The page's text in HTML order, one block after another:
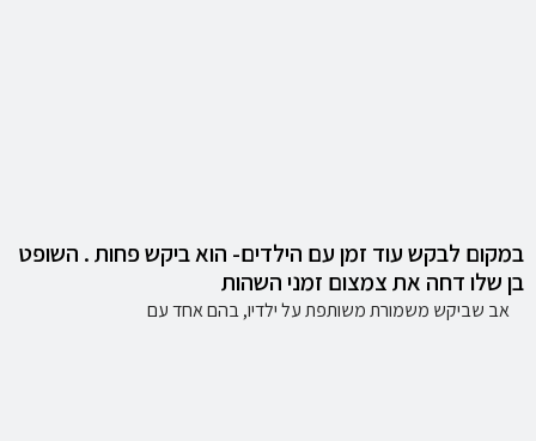
במקום לבקש עוד זמן עם הילדים- הוא ביקש פחות . השופט
בן שלו דחה את צמצום זמני השהות
אב שביקש משמורת משותפת על ילדיו, בהם אחד עם